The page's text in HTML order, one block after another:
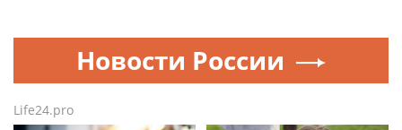
Новости России
Life24.pro